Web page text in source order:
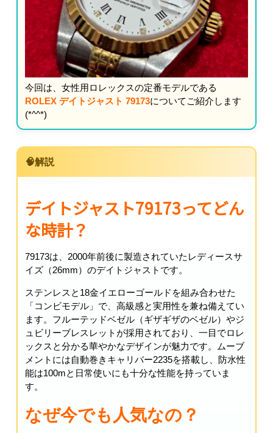
今回は、女性用ロレックスの定番モデルである
ROLEX デイトジャスト 79173についてご紹介します
(*^^*)
🧠解説
デイトジャスト79173ってどん
な時計？
79173は、2000年前後に製造されていたレディースサ
イズ（26mm）のデイトジャストです。
ステンレスと18金イエローゴールドを組み合わせた
「コンビモデル」で、高級感と実用性を兼ね備えてい
ます。フルーテッドベゼル（ギザギザのベゼル）やジ
ュビリーブレスレットが採用されており、一目でロレ
ックスと分かる華やかなデザインが魅力です。ムーブ
メントには自動巻きキャリバー2235を搭載し、防水性
能は100mと日常使いにも十分な性能を持っていま
す。
なぜ今でも人気なの？